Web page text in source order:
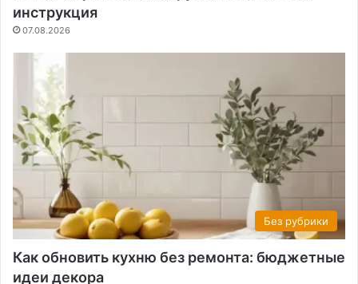
инструкция
07.08.2026
Без рубрики
Как обновить кухню без ремонта: бюджетные
идеи декора